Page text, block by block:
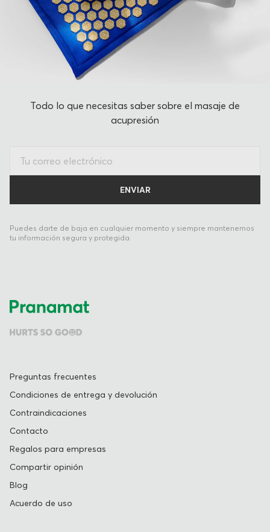
Todo lo que necesitas saber sobre el masaje de
acupresión
Puedes darte de baja en cualquier momento y siempre mantenemos
tu información segura y protegida.
Preguntas frecuentes
Condiciones de entrega y devolución
Contraindicaciones
Contacto
Regalos para empresas
Compartir opinión
Blog
Acuerdo de uso